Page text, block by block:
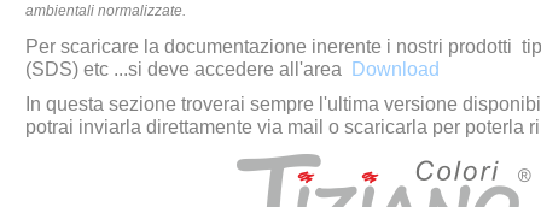
ambientali normalizzate.
Per scaricare la documentazione inerente i nostri prodotti
(SDS) etc ...si deve accedere all'area
Download
In questa sezione troverai sempre l'ultima versione
potrai inviarla direttamente via mail o scaricarla per poterla